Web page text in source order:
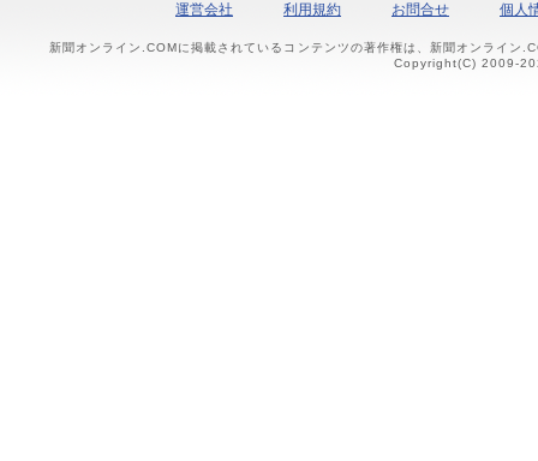
運営会社 利用規約 お問合せ 個人
新聞オンライン.COMに掲載されているコンテンツの著作権は、新聞オンライン
Copyright(C) 2009-